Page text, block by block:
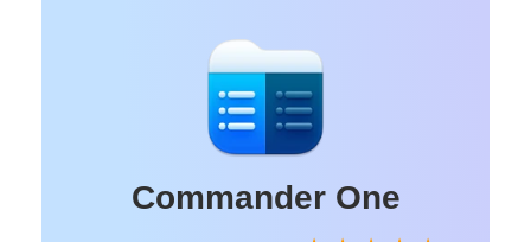
Commander One